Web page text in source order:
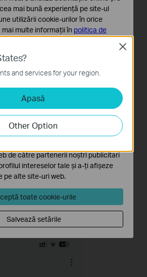
Suggestion in ‘what can we help
in rest consultation information. Then
and tapSend.
TP-Link technical support, please
such as email TKIDXXX in
column.
and services for your region.
Apasă
Other Option
Close
mai bună experiență pe site-ul
utilizării cookie-urilor în orice
multe informații în politica de
necesare pentru funcționarea
pot fi dezactivate în sistemele tale
și marketing
ne permit să analizăm activitățile
web a îmbunătăți și ajusta
ului.
de către partenerii noștri publicitari
intereselor tale și a-ți afișeze
pe alte site-uri web.
toate cookie-urile
Salvează setările